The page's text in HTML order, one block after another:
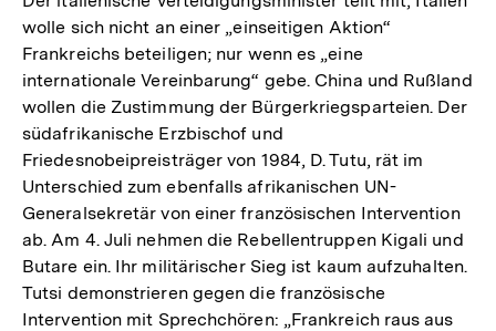
wolle sich nicht an einer „einseitigen Aktion“
Frankreichs beteiligen; nur wenn es „eine
internationale Vereinbarung“ gebe. China und Rußland
wollen die Zustimmung der Bürgerkriegsparteien. Der
südafrikanische Erzbischof und
Friedesnobeipreisträger von 1984, D. Tutu, rät im
Unterschied zum ebenfalls afrikanischen UN-
Generalsekretär von einer französischen Intervention
ab. Am 4. Juli nehmen die Rebellentruppen Kigali und
Butare ein. Ihr militärischer Sieg ist kaum aufzuhalten.
Tutsi demonstrieren gegen die französische
Intervention mit Sprechchören: „Frankreich raus aus